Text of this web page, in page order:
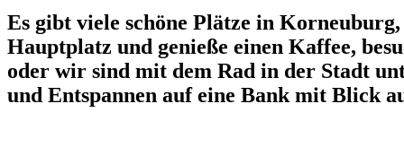
Es gibt viele schöne Plätze in
Hauptplatz und genieße einen Kaffee,
oder wir sind mit dem Rad in der Stadt
und Entspannen auf eine Bank mit Blick